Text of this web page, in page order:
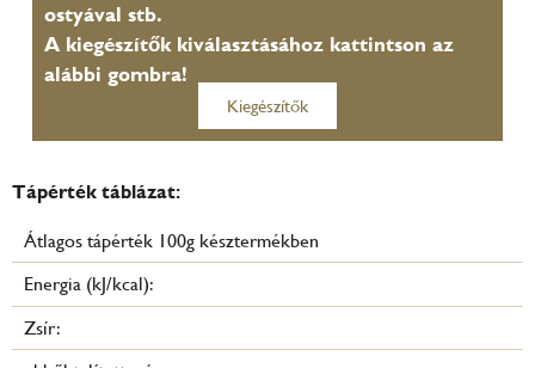
ostyával stb.
A kiegészítők kiválasztásához kattintson az
alábbi gombra!
Kiegészítők
Tápérték táblázat:
Átlagos tápérték 100g késztermékben
Energia (kJ/kcal):
Zsír: